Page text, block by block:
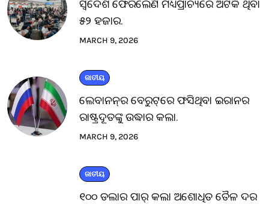
ସ୍ବଦେଶ ଫେରିଲେଣି ମଧ୍ୟପ୍ରାଚ୍ୟରେ ଅଟକି ଥିବା
୫୨ ହଜାର.
MARCH 9, 2026
ଜାତୀୟ
ଲେବାନନ୍‌ର ବେରୁଟ୍‌ରେ ଫସିଥିବା ଇରାନର
ରାଷ୍ଟ୍ରଦୂତଙ୍କୁ ଉଦ୍ଧାର କଲା.
MARCH 9, 2026
ଜାତୀୟ
୧୦୦ ଡଲାର ପାର୍ କଲା ଅଶୋଧିତ ତୈଳ ଦର